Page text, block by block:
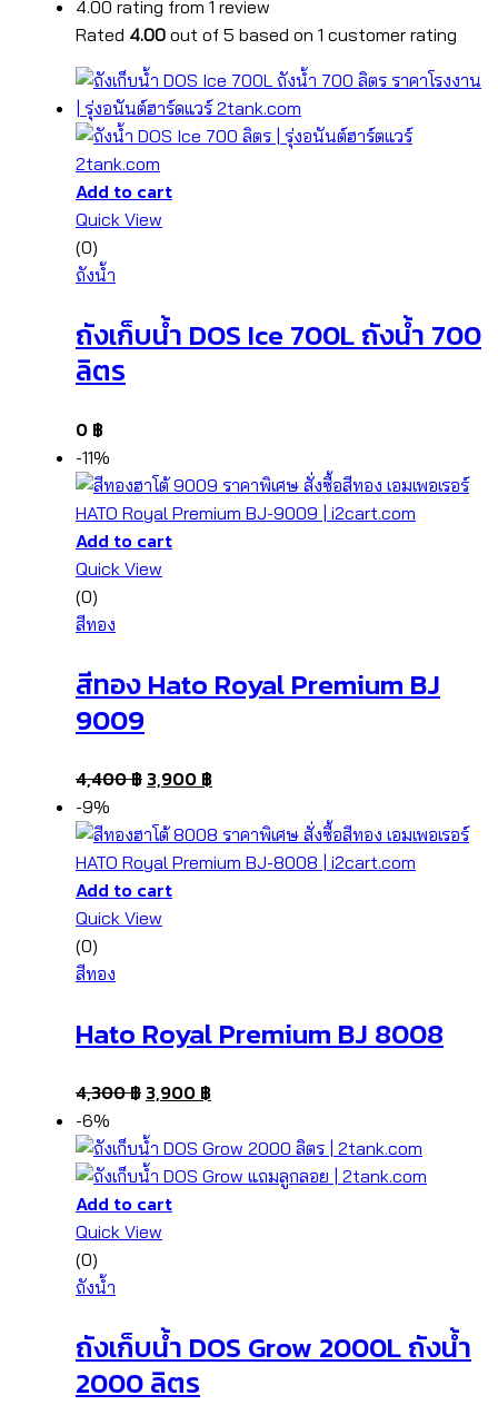
4.00 rating from 1 review
Rated 4.00 out of 5 based on 1 customer rating
Add to cart
Quick View
(0)
ถังน้ำ
ถังเก็บน้ำ DOS Ice 700L ถังน้ำ 700
ลิตร
0 ฿
-11%
Add to cart
Quick View
(0)
สีทอง
สีทอง Hato Royal Premium BJ
9009
4,400฿ 3,900 ฿
-9%
Add to cart
Quick View
(0)
สีทอง
Hato Royal Premium BJ 8008
4,300฿ 3,900 ฿
-6%
Add to cart
Quick View
(0)
ถังน้ำ
ถังเก็บน้ำ DOS Grow 2000L ถังน้ำ
2000 ลิตร